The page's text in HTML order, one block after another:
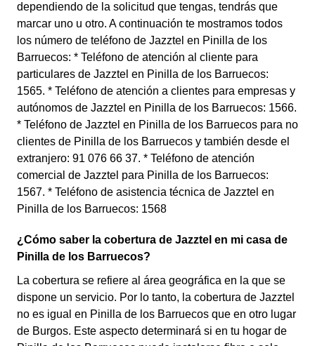
dependiendo de la solicitud que tengas, tendrás que
marcar uno u otro. A continuación te mostramos todos
los número de teléfono de Jazztel en Pinilla de los
Barruecos: * Teléfono de atención al cliente para
particulares de Jazztel en Pinilla de los Barruecos:
1565. * Teléfono de atención a clientes para empresas y
autónomos de Jazztel en Pinilla de los Barruecos: 1566.
* Teléfono de Jazztel en Pinilla de los Barruecos para no
clientes de Pinilla de los Barruecos y también desde el
extranjero: 91 076 66 37. * Teléfono de atención
comercial de Jazztel para Pinilla de los Barruecos:
1567. * Teléfono de asistencia técnica de Jazztel en
Pinilla de los Barruecos: 1568
¿Cómo saber la cobertura de Jazztel en mi casa de
Pinilla de los Barruecos?
La cobertura se refiere al área geográfica en la que se
dispone un servicio. Por lo tanto, la cobertura de Jazztel
no es igual en Pinilla de los Barruecos que en otro lugar
de Burgos. Este aspecto determinará si en tu hogar de